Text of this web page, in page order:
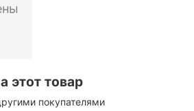
этот товар
покупателями